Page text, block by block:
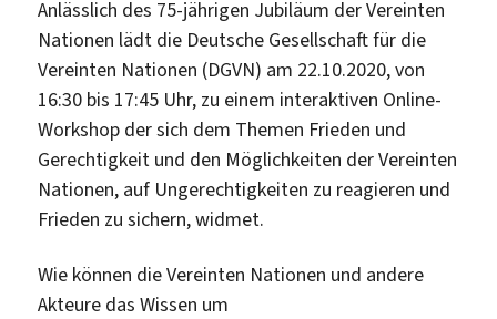
Anlässlich des 75-jährigen Jubiläum der Vereinten
Nationen lädt die Deutsche Gesellschaft für die
Vereinten Nationen (DGVN) am 22.10.2020, von
16:30 bis 17:45 Uhr, zu einem interaktiven Online-
Workshop der sich dem Themen Frieden und
Gerechtigkeit und den Möglichkeiten der Vereinten
Nationen, auf Ungerechtigkeiten zu reagieren und
Frieden zu sichern, widmet.
Wie können die Vereinten Nationen und andere
Akteure das Wissen um